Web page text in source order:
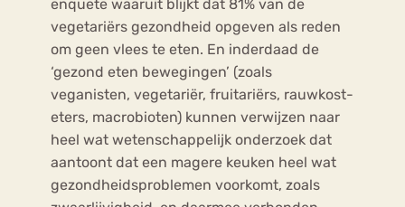
enquete waaruit blijkt dat 81% van de
vegetariërs gezondheid opgeven als reden
om geen vlees te eten. En inderdaad de
‘gezond eten bewegingen’ (zoals
veganisten, vegetariër, fruitariërs, rauwkost-
eters, macrobioten) kunnen verwijzen naar
heel wat wetenschappelijk onderzoek dat
aantoont dat een magere keuken heel wat
gezondheidsproblemen voorkomt, zoals